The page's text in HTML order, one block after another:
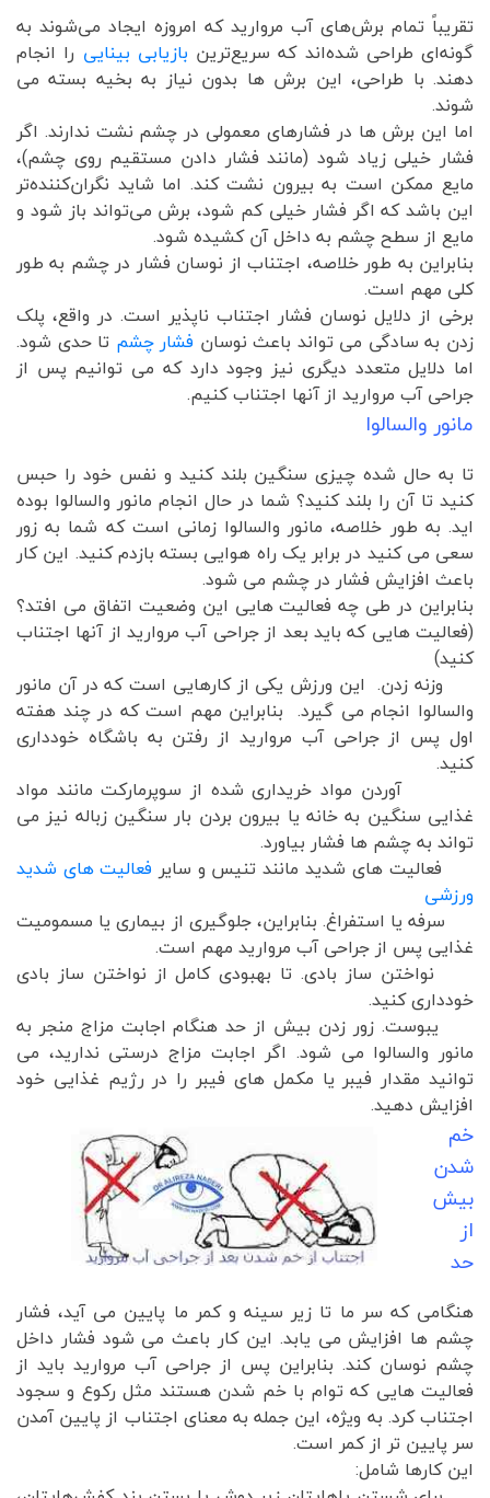
تقریباً تمام برش‌های آب مروارید که امروزه ایجاد می‌شوند به
گونه‌ای طراحی شده‌اند که سریع‌ترین بازیابی بینایی را انجام
دهند. با طراحی، این برش ها بدون نیاز به بخیه بسته می
شوند.
اما این برش ها در فشارهای معمولی در چشم نشت ندارند. اگر
فشار خیلی زیاد شود (مانند فشار دادن مستقیم روی چشم)،
مایع ممکن است به بیرون نشت کند. اما شاید نگران‌کننده‌تر
این باشد که اگر فشار خیلی کم شود، برش می‌تواند باز شود و
مایع از سطح چشم به داخل آن کشیده شود.
بنابراین به طور خلاصه، اجتناب از نوسان فشار در چشم به طور
کلی مهم است.
برخی از دلایل نوسان فشار اجتناب ناپذیر است. در واقع، پلک
زدن به سادگی می تواند باعث نوسان فشار چشم تا حدی شود.
اما دلایل متعدد دیگری نیز وجود دارد که می توانیم پس از
جراحی آب مروارید از آنها اجتناب کنیم.
مانور والسالوا
تا به حال شده چیزی سنگین بلند کنید و نفس خود را حبس
کنید تا آن را بلند کنید؟ شما در حال انجام مانور والسالوا بوده
اید. به طور خلاصه، مانور والسالوا زمانی است که شما به زور
سعی می کنید در برابر یک راه هوایی بسته بازدم کنید. این کار
باعث افزایش فشار در چشم می شود.
بنابراین در طی چه فعالیت هایی این وضعیت اتفاق می افتد؟
(فعالیت هایی که باید بعد از جراحی آب مروارید از آنها اجتناب
کنید)
وزنه زدن. این ورزش یکی از کارهایی است که در آن مانور
والسالوا انجام می گیرد. بنابراین مهم است که در چند هفته
اول پس از جراحی آب مروارید از رفتن به باشگاه خودداری
کنید.
آوردن مواد خریداری شده از سوپرمارکت مانند مواد
غذایی سنگین به خانه یا بیرون بردن بار سنگین زباله نیز می
تواند به چشم ها فشار بیاورد.
فعالیت های شدید مانند تنیس و سایر فعالیت های شدید
ورزشی
سرفه یا استفراغ. بنابراین، جلوگیری از بیماری یا مسمومیت
غذایی پس از جراحی آب مروارید مهم است.
نواختن ساز بادی. تا بهبودی کامل از نواختن ساز بادی
خودداری کنید.
یبوست. زور زدن بیش از حد هنگام اجابت مزاج منجر به
مانور والسالوا می شود. اگر اجابت مزاج درستی ندارید، می
توانید مقدار فیبر یا مکمل های فیبر را در رژیم غذایی خود
افزایش دهید.
خم
شدن
بیش
از
حد
هنگامی که سر ما تا زیر سینه و کمر ما پایین می آید، فشار
چشم ها افزایش می یابد. این کار باعث می شود فشار داخل
چشم نوسان کند. بنابراین پس از جراحی آب مروارید باید از
فعالیت هایی که توام با خم شدن هستند مثل رکوع و سجود
اجتناب کرد. به ویژه، این جمله به معنای اجتناب از پایین آمدن
سر پایین تر از کمر است.
این کارها شامل: